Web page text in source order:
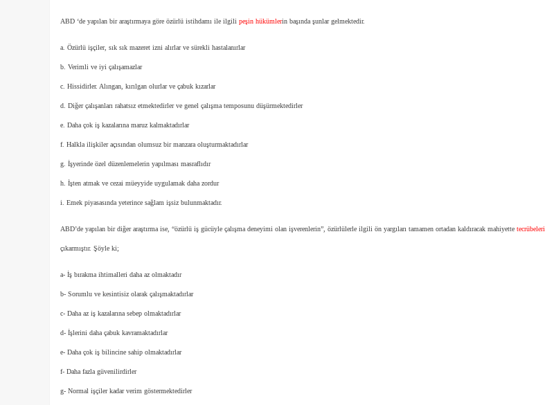
ABD ‘de yapılan bir araştırmaya göre özürlü istihdamı ile ilgili peşin hükümlerin başında şunlar gelmektedir.
a. Özürlü işçiler, sık sık mazeret izni alırlar ve sürekli hastalanırlar
b. Verimli ve iyi çalışamazlar
c. Hissidirler. Alıngan, kırılgan olurlar ve çabuk kızarlar
d. Diğer çalışanları rahatsız etmektedirler ve genel çalışma temposunu düşürmektedirler
e. Daha çok iş kazalarına maruz kalmaktadırlar
f. Halkla ilişkiler açısından olumsuz bir manzara oluşturmaktadırlar
g. İşyerinde özel düzenlemelerin yapılması masraflıdır
h. İşten atmak ve cezai müeyyide uygulamak daha zordur
i. Emek piyasasında yeterince sağlam işsiz bulunmaktadır.
ABD’de yapılan bir diğer araştırma ise, “özürlü iş gücüyle çalışma deneyimi olan işverenlerin”, özürlülerle ilgili ön yargıları tamamen ortadan kaldıracak mahiyette tecrübeleri
çıkarmıştır. Şöyle ki;
a- İş bırakma ihtimalleri daha az olmaktadır
b- Sorumlu ve kesintisiz olarak çalışmaktadırlar
c- Daha az iş kazalarına sebep olmaktadırlar
d- İşlerini daha çabuk kavramaktadırlar
e- Daha çok iş bilincine sahip olmaktadırlar
f- Daha fazla güvenilirdirler
g- Normal işçiler kadar verim göstermektedirler